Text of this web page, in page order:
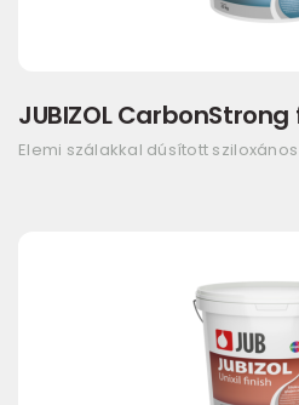
JUBIZOL
Elemi szálakkal dúsított